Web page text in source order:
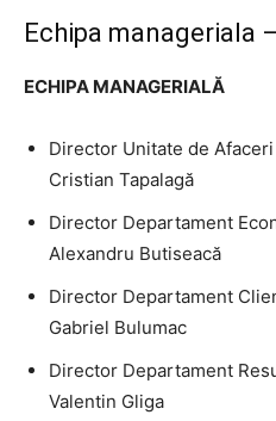
Echipa manageriala
ECHIPA MANAGERIALĂ
Director Unitate de
Cristian Tapalagă
Director Departament
Alexandru Butiseacă
Director Departament
Gabriel Bulumac
Director Departament
Valentin Gliga